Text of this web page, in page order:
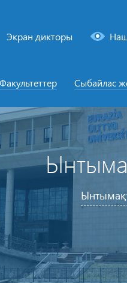
Экран дикторы
Факультеттер Сыбайлас